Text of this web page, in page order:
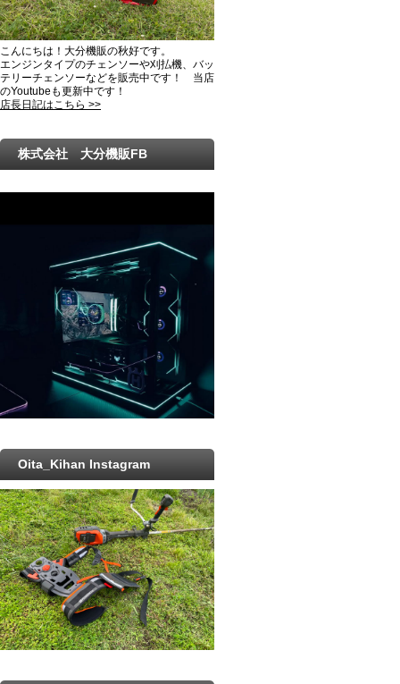
こんにちは！大分機販の秋好です。
エンジンタイプのチェンソーや刈払機、バッ
テリーチェンソーなどを販売中です！ 当店
のYoutubeも更新中です！
店長日記はこちら >>
株式会社 大分機販FB
Oita_Kihan Instagram